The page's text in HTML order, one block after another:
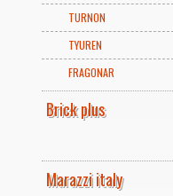
TURNON
TYUREN
FRAGONAR
Brick plus
Marazzi italy